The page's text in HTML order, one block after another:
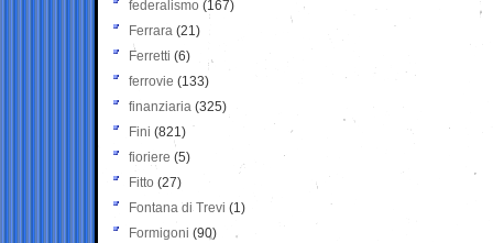
federalismo (167)
Ferrara (21)
Ferretti (6)
ferrovie (133)
finanziaria (325)
Fini (821)
fioriere (5)
Fitto (27)
Fontana di Trevi (1)
Formigoni (90)